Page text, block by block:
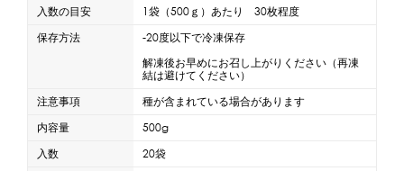
ブレンダー・ミキサー
入数の目安
1袋（500ｇ）あたり 30枚程度
保存方法
-20度以下で冷凍保存
解凍後お早めにお召し上がりください（再凍
結は避けてください）
注意事項
種が含まれている場合があります
内容量
500g
入数
20袋